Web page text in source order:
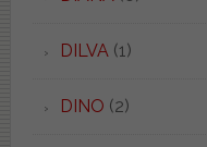
DILVA(1)
DINO (2)